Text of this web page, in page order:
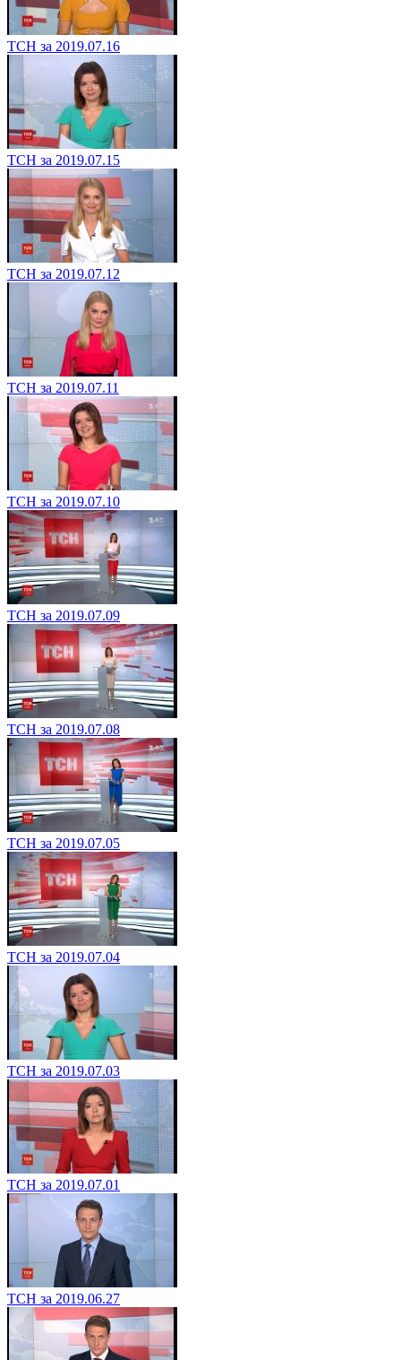
ТСН за 2019.07.16
ТСН за 2019.07.15
ТСН за 2019.07.12
ТСН за 2019.07.11
ТСН за 2019.07.10
ТСН за 2019.07.09
ТСН за 2019.07.08
ТСН за 2019.07.05
ТСН за 2019.07.04
ТСН за 2019.07.03
ТСН за 2019.07.01
ТСН за 2019.06.27